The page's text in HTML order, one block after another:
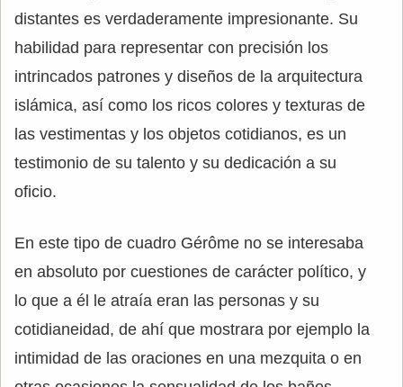
distantes es verdaderamente impresionante. Su
habilidad para representar con precisión los
intrincados patrones y diseños de la arquitectura
islámica, así como los ricos colores y texturas de
las vestimentas y los objetos cotidianos, es un
testimonio de su talento y su dedicación a su
oficio.
En este tipo de cuadro Gérôme no se interesaba
en absoluto por cuestiones de carácter político, y
lo que a él le atraía eran las personas y su
cotidianeidad, de ahí que mostrara por ejemplo la
intimidad de las oraciones en una mezquita o en